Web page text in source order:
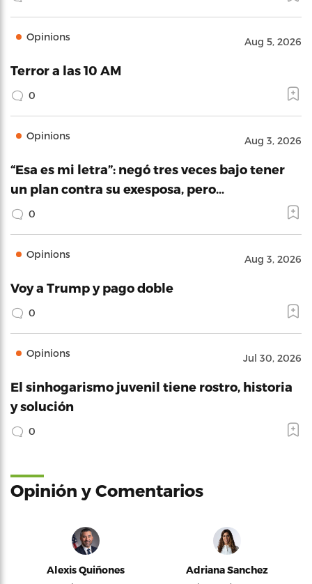
Opinions Aug 5, 2026
Terror a las 10 AM
0
Opinions Aug 3, 2026
“Esa es mi letra”: negó tres veces bajo tener
un plan contra su exesposa, pero…
0
Opinions Aug 3, 2026
Voy a Trump y pago doble
0
Opinions Jul 30, 2026
El sinhogarismo juvenil tiene rostro, historia
y solución
0
Opinión y Comentarios
Alexis Quiñones Adriana Sanchez